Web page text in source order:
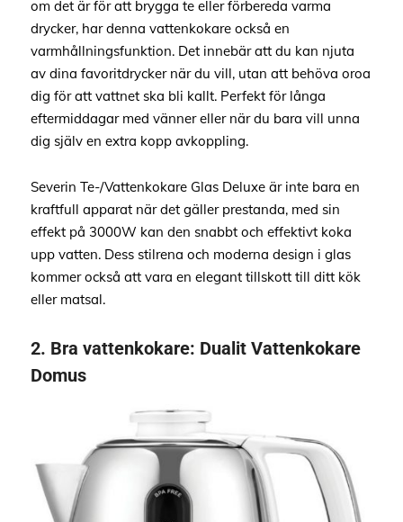
om det är för att brygga te eller förbereda varma
drycker, har denna vattenkokare också en
varmhållningsfunktion. Det innebär att du kan njuta
av dina favoritdrycker när du vill, utan att behöva oroa
dig för att vattnet ska bli kallt. Perfekt för långa
eftermiddagar med vänner eller när du bara vill unna
dig själv en extra kopp avkoppling.
Severin Te-/Vattenkokare Glas Deluxe är inte bara en
kraftfull apparat när det gäller prestanda, med sin
effekt på 3000W kan den snabbt och effektivt koka
upp vatten. Dess stilrena och moderna design i glas
kommer också att vara en elegant tillskott till ditt kök
eller matsal.
2. Bra vattenkokare: Dualit Vattenkokare
Domus